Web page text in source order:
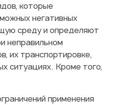
которые
негативных
среду и определяют
неправильном
их транспортировке,
ситуациях. Кроме того,
применения